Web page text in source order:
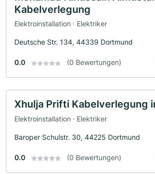
Kabelverlegung
Elektroinstallation · Elektriker
Deutsche Str. 134, 44339 Dortmund
0.0 (0 Bewertungen)
Xhulja Prifti Kabelverlegung
Elektroinstallation · Elektriker
Baroper Schulstr. 30, 44225 Dortmund
0.0 (0 Bewertungen)